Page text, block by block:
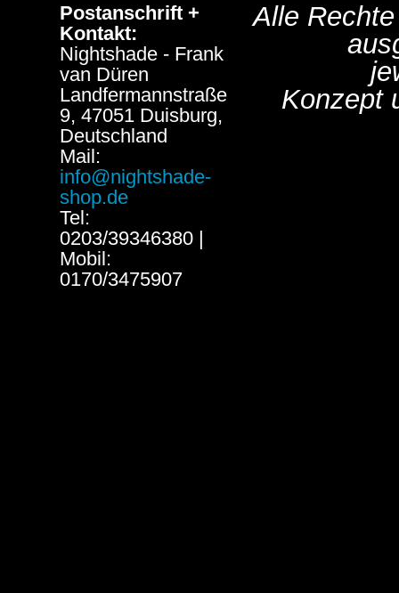
Postanschrift +
Kontakt:
Nightshade - Frank
van Düren
Landfermannstraße
9, 47051 Duisburg,
Deutschland
Mail:
info@nightshade-
shop.de
Tel:
0203/39346380 |
Mobil:
0170/3475907
Alle
Konzept